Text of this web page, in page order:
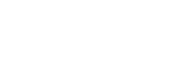
Phát triển kinh tế nhà nước trong kỷ